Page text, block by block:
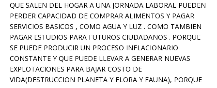
QUE SALEN DEL HOGAR A UNA JORNADA LABORAL PUEDEN
PERDER CAPACIDAD DE COMPRAR ALIMENTOS Y PAGAR
SERVICIOS BASICOS , COMO AGUA Y LUZ . COMO TAMBIEN
PAGAR ESTUDIOS PARA FUTUROS CIUDADANOS . PORQUE
SE PUEDE PRODUCIR UN PROCESO INFLACIONARIO
CONSTANTE Y QUE PUEDE LLEVAR A GENERAR NUEVAS
EXPLOTACIONES PARA BAJAR COSTO DE
VIDA(DESTRUCCION PLANETA Y FLORA Y FAUNA), PORQUE